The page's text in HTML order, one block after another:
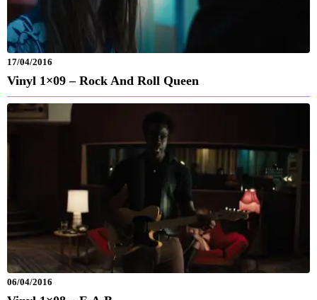
17/04/2016
Vinyl 1×09 – Rock And Roll Queen
06/04/2016